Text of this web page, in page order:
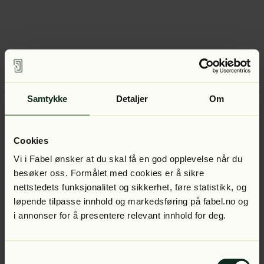
Samtykke Detaljer Om
Cookies
Vi i Fabel ønsker at du skal få en god opplevelse når du
besøker oss. Formålet med cookies er å sikre
nettstedets funksjonalitet og sikkerhet, føre statistikk, og
løpende tilpasse innhold og markedsføring på fabel.no og
i annonser for å presentere relevant innhold for deg.